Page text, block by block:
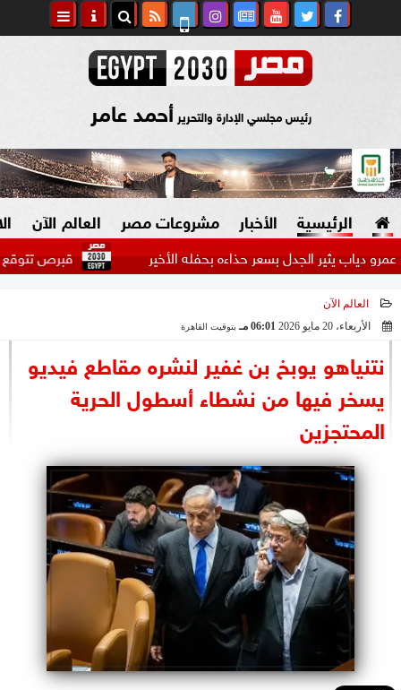
رئيس مجلسي الإدارة والتحرير أحمد عامر
الرئيسية الأخبار
السياسة
الرئاسة
البرلمان
الوزارات
الأحزاب
مشروعات مصر العالم الآن
قبرص تتوقع وصول غاز يثير الجدل بسعر حذاءه بحفله الأخير
العالم الآن
الأربعاء، 20 مايو 2026
06:01 مـ بتوقيت القاهرة
نتنياهو يوبخ بن غفير لنشره مقاطع فيديو
يسخر فيها من نشطاء أسطول الحرية
المحتجزين